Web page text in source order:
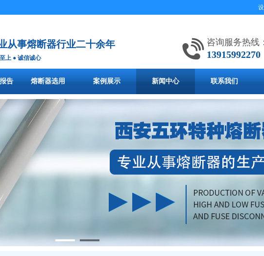
从事熔断器行业二十余年
上 ● 诚信诚心
咨询服务热线：
告 熔断器选用 案例展示 新闻中心 联系我们